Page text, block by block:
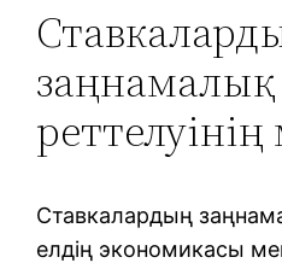
заңнамалық
Ставкалардың
елдің экономикасы